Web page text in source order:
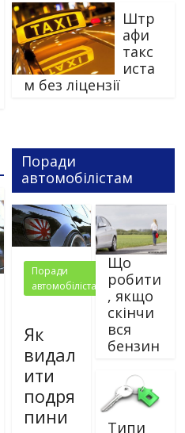
Штр
афи
такс
иста
м без ліцензії
Поради
автомобілістам
Поради
автомобілістам
Як
видал
ити
подря
пини
Що
робити
, якщо
скінчи
вся
бензин
Типи